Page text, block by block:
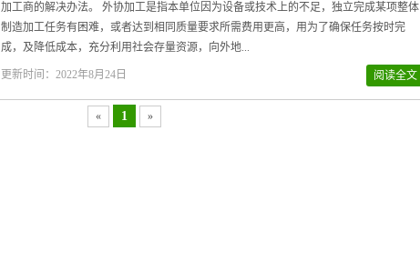
加工商的解决办法。 外协加工是指本单位因为设备或技术上的不足，独立完成某项整体
制造加工任务有困难，或者达到相同质量要求所需费用更高，用为了确保任务按时完
成，及降低成本，充分利用社会存量资源，向外地...
更新时间：2022年8月24日 阅读全文
« 1 »